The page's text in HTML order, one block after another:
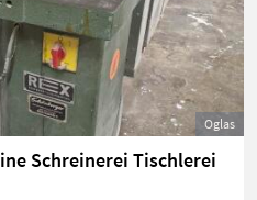
Oglas
Schreinerei Tischlerei